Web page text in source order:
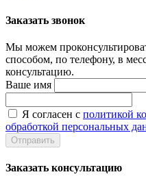
Заказать звонок
Мы можем
способом, по телефону, в
консультацию.
Ваше имя
Я согласен с политикой
обработкой персональных
Заказать консультацию